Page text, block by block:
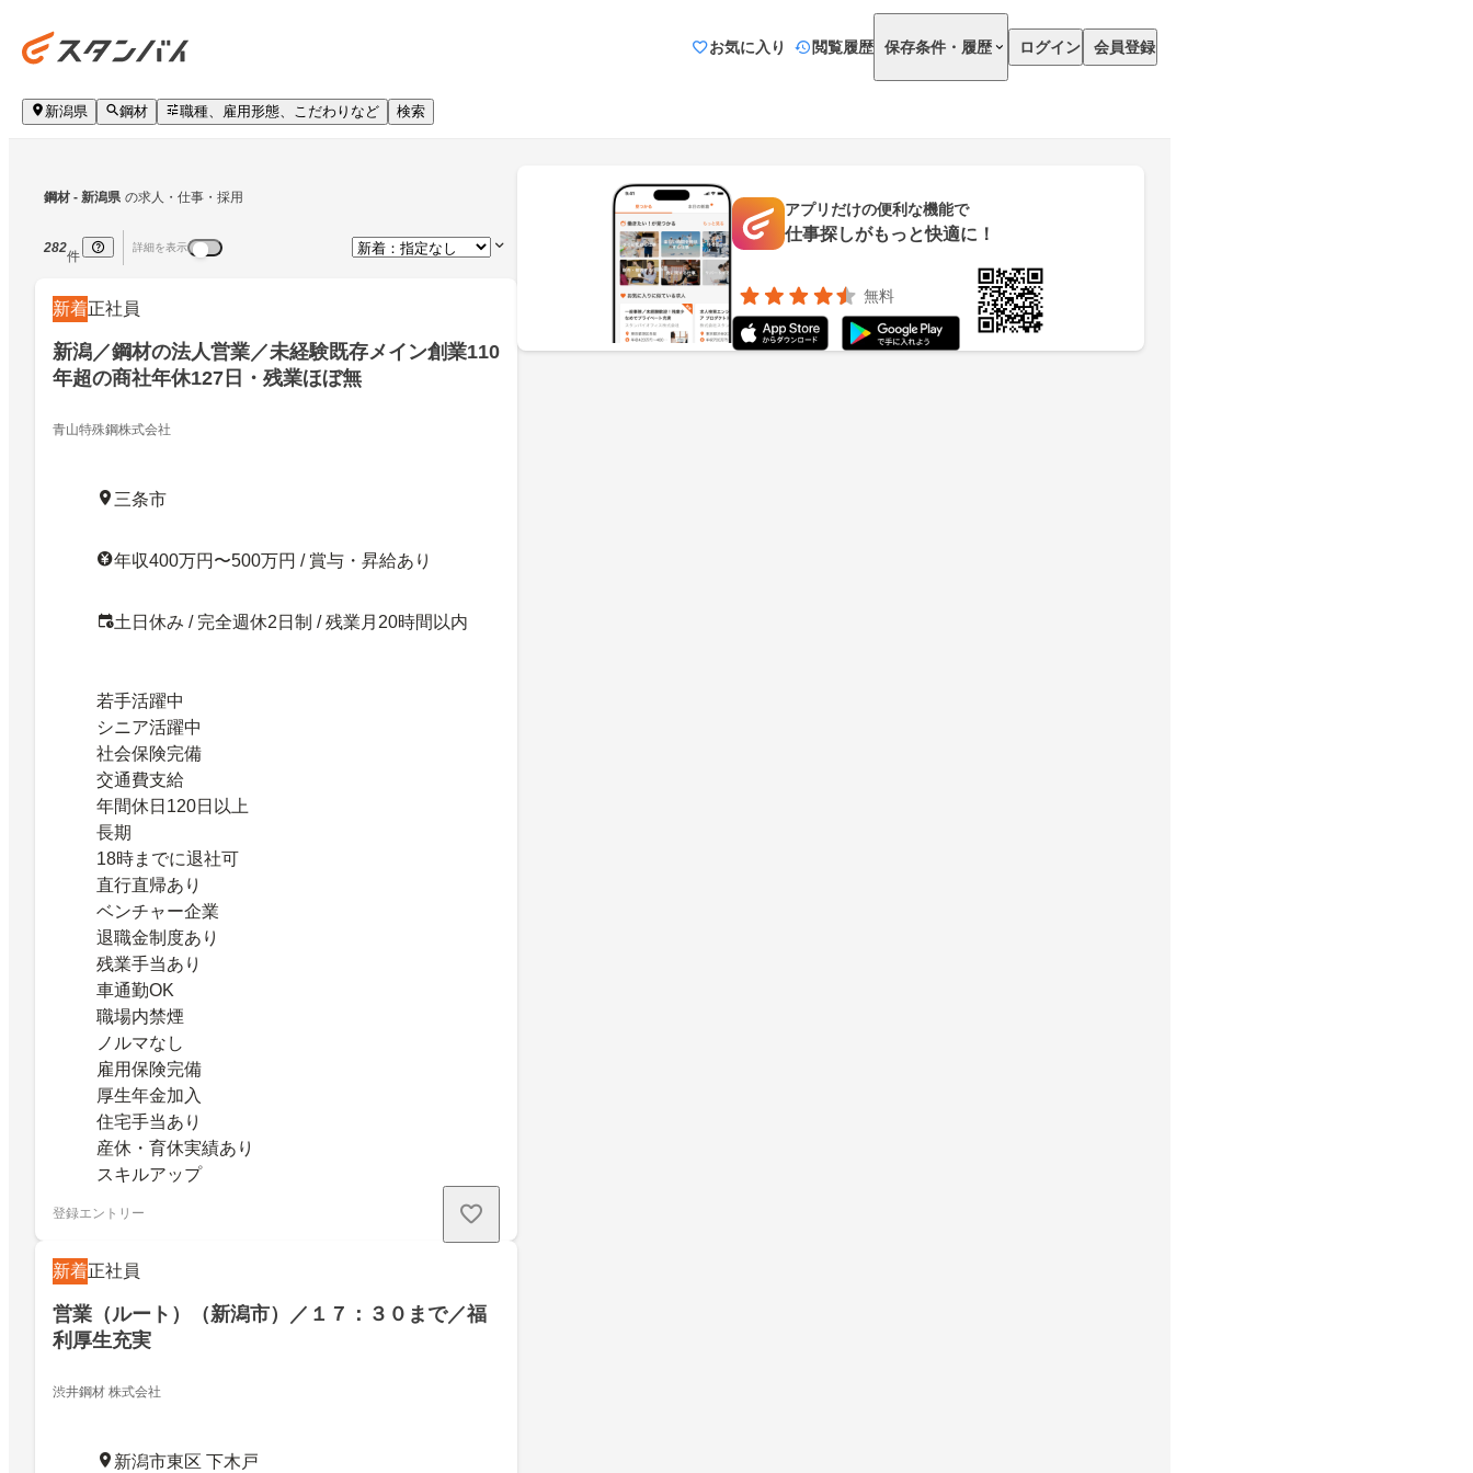
お気に入り 閲覧履歴 保存条件・履歴 ログイン 会員登録
新潟県 鋼材 職種、雇用形態、こだわりなど 検索
鋼材 - 新潟県 の求人・仕事・採用
282
件
詳細を表示
新着正社員
新潟／鋼材の法人営業／未経験既存メイン創業110
年超の商社年休127日・残業ほぼ無
青山特殊鋼株式会社
三条市
年収400万円〜500万円 / 賞与・昇給あり
土日休み / 完全週休2日制 / 残業月20時間以内
若手活躍中
シニア活躍中
社会保険完備
交通費支給
年間休日120日以上
長期
18時までに退社可
直行直帰あり
ベンチャー企業
退職金制度あり
残業手当あり
車通勤OK
職場内禁煙
ノルマなし
雇用保険完備
厚生年金加入
住宅手当あり
産休・育休実績あり
スキルアップ
登録エントリー
新着正社員
営業（ルート）（新潟市）／１７：３０まで／福
利厚生充実
渋井鋼材 株式会社
新潟市東区 下木戸
アプリだけの便利な機能で
仕事探しがもっと快適に！
無料